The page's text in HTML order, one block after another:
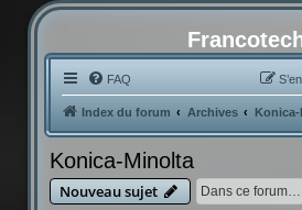
FAQ
Index du forum Archives
Konica-Minolta
Nouveau sujet